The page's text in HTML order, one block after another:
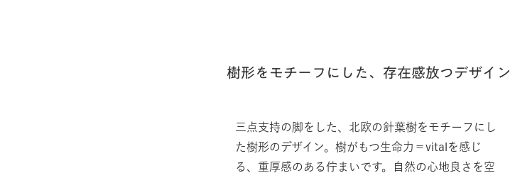
樹形をモチーフにした、存在感放つデザイン
三点支持の脚をした、北欧の針葉樹をモチーフにし
た樹形のデザイン。樹がもつ生命力＝vitalを感じ
る、重厚感のある佇まいです。自然の心地良さを空